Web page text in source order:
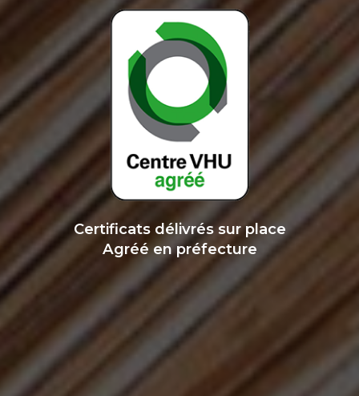
Certificats délivrés sur place
Agréé en préfecture